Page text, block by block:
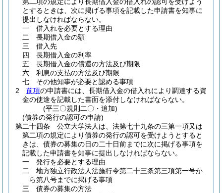
とするときは、次に掲げる事項を記載した申請書を知事に
提出しなければならない。
一
借入れを必要とする理由
二
長期借入金の額
三
借入先
四
長期借入金の利率
五
長期借入金の償還の方法及び期限
六
利息の支払の方法及び期限
七
その他知事が必要と認める事項
2
前項の申請書には、長期借入金の借入れにより調達する資
金の使途を記載した書面を添付しなければならない。
(平三〇規則二〇・追加)
(債券の発行の認可の申請)
第二十四条
公立大学法人は、法第七十九条の三第一項又は
第二項の規定により債券の発行の認可を受けようとすると
きは、債券の募集の日の二十日前までに次に掲げる事項を
記載した申請書を知事に提出しなければならない。
一
発行を必要とする理由
二
地方独立行政法人法施行令第二十三条第三項第一号か
ら第八号までに掲げる事項
三
債券の募集の方法